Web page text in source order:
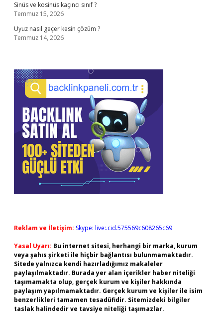
Sinüs ve kosinüs kaçıncı sınıf ?
Temmuz 15, 2026
Uyuz nasıl geçer kesin çözüm ?
Temmuz 14, 2026
Reklam ve İletişim: Skype: live:.cid.575569c608265c69
Yasal Uyarı: Bu internet sitesi, herhangi bir marka, kurum
veya şahıs şirketi ile hiçbir bağlantısı bulunmamaktadır.
Sitede yalnızca kendi hazırladığımız makaleler
paylaşılmaktadır. Burada yer alan içerikler haber niteliği
taşımamakta olup, gerçek kurum ve kişiler hakkında
paylaşım yapılmamaktadır. Gerçek kurum ve kişiler ile isim
benzerlikleri tamamen tesadüfidir. Sitemizdeki bilgiler
taslak halindedir ve tavsiye niteliği taşımazlar.